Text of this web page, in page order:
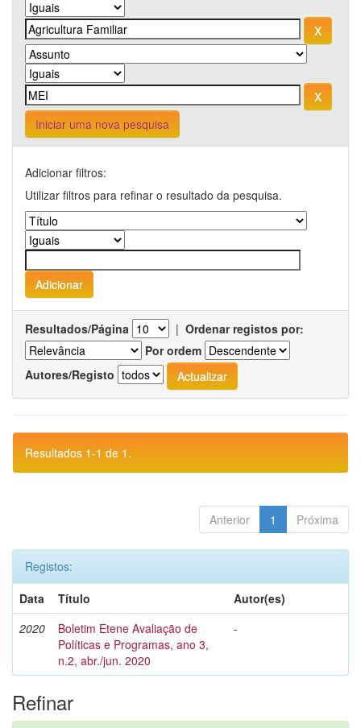
Iniciar uma nova pesquisa
Adicionar filtros:
Utilizar filtros para refinar o resultado da pesquisa.
Resultados/Página | Ordenar registos por:
Por ordem
Autores/Registo
Resultados 1-1 de 1.
Anterior 1 Próxima
Registos:
Data
Título
Autor(es)
2020
Boletim Etene Avaliação de
Políticas e Programas, ano 3,
n.2, abr./jun. 2020
-
Refinar